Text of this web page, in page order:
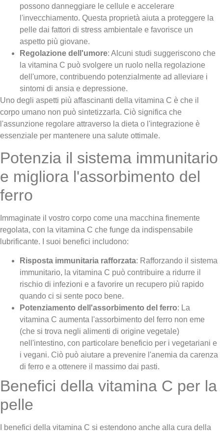
possono danneggiare le cellule e accelerare
l'invecchiamento. Questa proprietà aiuta a proteggere la
pelle dai fattori di stress ambientale e favorisce un
aspetto più giovane.
Regolazione dell'umore: Alcuni studi suggeriscono che
la vitamina C può svolgere un ruolo nella regolazione
dell'umore, contribuendo potenzialmente ad alleviare i
sintomi di ansia e depressione.
Uno degli aspetti più affascinanti della vitamina C è che il
corpo umano non può sintetizzarla. Ciò significa che
l'assunzione regolare attraverso la dieta o l'integrazione è
essenziale per mantenere una salute ottimale.
Potenzia il sistema immunitario
e migliora l'assorbimento del
ferro
Immaginate il vostro corpo come una macchina finemente
regolata, con la vitamina C che funge da indispensabile
lubrificante. I suoi benefici includono:
Risposta immunitaria rafforzata: Rafforzando il sistema
immunitario, la vitamina C può contribuire a ridurre il
rischio di infezioni e a favorire un recupero più rapido
quando ci si sente poco bene.
Potenziamento dell'assorbimento del ferro: La
vitamina C aumenta l'assorbimento del ferro non eme
(che si trova negli alimenti di origine vegetale)
nell'intestino, con particolare beneficio per i vegetariani e
i vegani. Ciò può aiutare a prevenire l'anemia da carenza
di ferro e a ottenere il massimo dai pasti.
Benefici della vitamina C per la
pelle
I benefici della vitamina C si estendono anche alla cura della